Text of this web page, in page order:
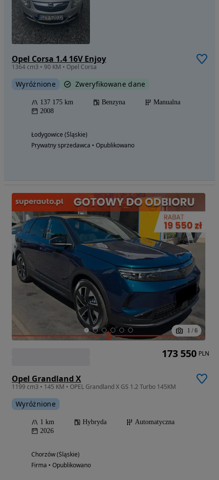
Opel Corsa 1.4 16V Enjoy
1364 cm3 • 90 KM • Opel Corsa
Wyróżnione Zweryfikowane dane
137 175 km Benzyna
Manualna
2008
Łodygowice (Śląskie)
Prywatny sprzedawca • Opublikowano
1 / 6
Opel Grandland X
1199 cm3 • 145 KM • OPEL Grandland X GS 1.2 Turbo 145KM
Wyróżnione
1 km Hybryda
Automatyczna
2026
Chorzów (Śląskie)
Firma • Opublikowano
173 550 PLN